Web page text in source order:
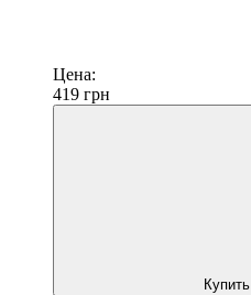
Цена:
419 грн
Купить